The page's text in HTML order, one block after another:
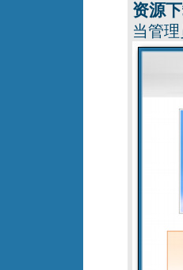
资源
当管